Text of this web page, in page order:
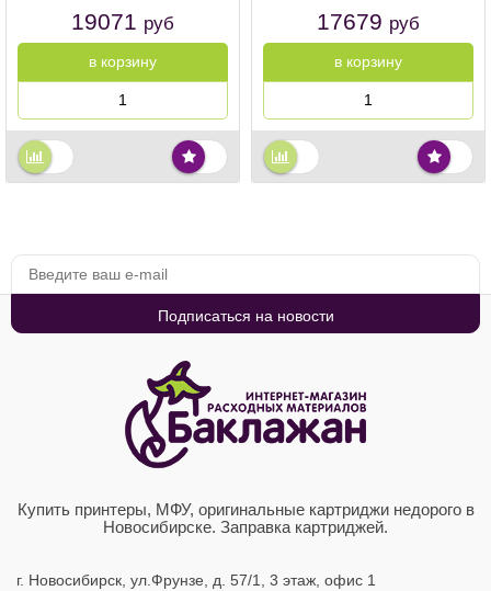
19071 руб
в корзину
17679 руб
в корзину
Купить принтеры, МФУ, оригинальные картриджи недорого в
Новосибирске. Заправка картриджей.
г. Новосибирск, ул.Фрунзе, д. 57/1, 3 этаж, офис 1